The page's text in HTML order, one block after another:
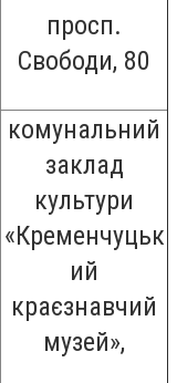
просп.
Свободи, 80
комунальний
заклад
культури
«Кременчуцьк
ий
краєзнавчий
музей»,